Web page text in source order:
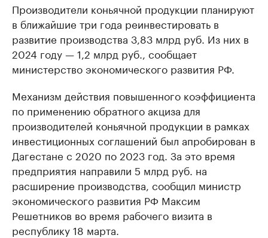
Производители коньячной продукции планируют
в ближайшие три года реинвестировать в
развитие производства 3,83 млрд руб. Из них в
2024 году — 1,2 млрд руб., сообщает
министерство экономического развития РФ.
Механизм действия повышенного коэффициента
по применению обратного акциза для
производителей коньячной продукции в рамках
инвестиционных соглашений был апробирован в
Дагестане с 2020 по 2023 год. За это время
предприятия направили 5 млрд руб. на
расширение производства, сообщил министр
экономического развития РФ Максим
Решетников во время рабочего визита в
республику 18 марта.